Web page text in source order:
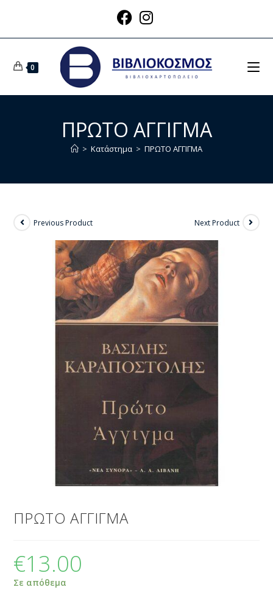
0
ΠΡΩΤΟ ΑΓΓΙΓΜΑ
> Κατάστημα > ΠΡΩΤΟ ΑΓΓΙΓΜΑ
Previous Product Next Product
ΠΡΩΤΟ ΑΓΓΙΓΜΑ
€13.00
Σε απόθεμα